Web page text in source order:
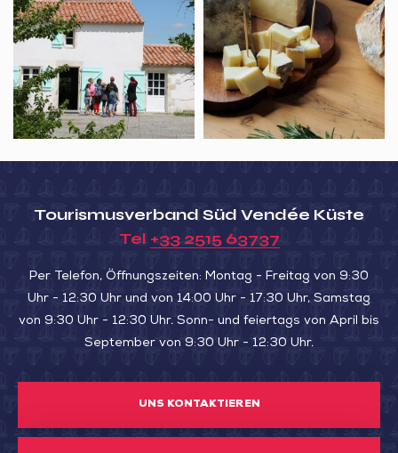
guidée
de
la
Maison
du
à
la
ferme
Tourismusverband Süd Vendée Küste
Tel +33 2515 63737
Per Telefon, Öffnungszeiten: Montag - Freitag von 9:30
Uhr - 12:30 Uhr und von 14:00 Uhr - 17:30 Uhr, Samstag
von 9:30 Uhr - 12:30 Uhr. Sonn- und feiertags von April bis
September von 9:30 Uhr - 12:30 Uhr.
UNS KONTAKTIEREN